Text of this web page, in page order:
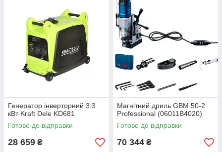
Генератор інверторний 3.3
кВт Kraft Dele KD681
Готово до відправки
28 659 ₴
Магнітний дриль GBM 50-2
Professional (06011B4020)
Готово до відправки
70 344 ₴